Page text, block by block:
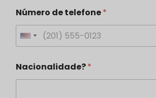
l
i
t
ä
t
E
M
Número de telefone*
U
i
t
Nacionalidade?*